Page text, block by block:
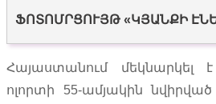
ՖՈՏՈՄՐՑՈՒՅԹ «ԿՅԱՆՔԻ
Հայաստանում մեկնարկել
ոլորտի 55-ամյակին